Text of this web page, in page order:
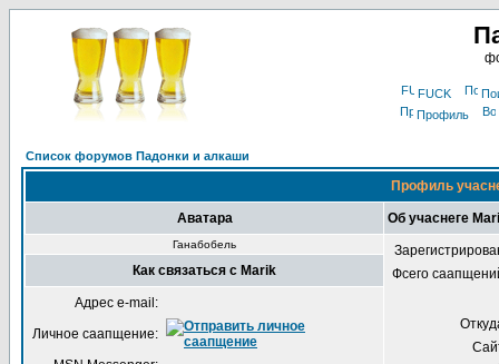
FUCK
Профиль
Список форумов Падонки и алкаши
Профиль
Аватара Об учаснеге
Ганабобель
Фсего
Как связаться с Marik
Адрес e-mail:
Личное саапщение: